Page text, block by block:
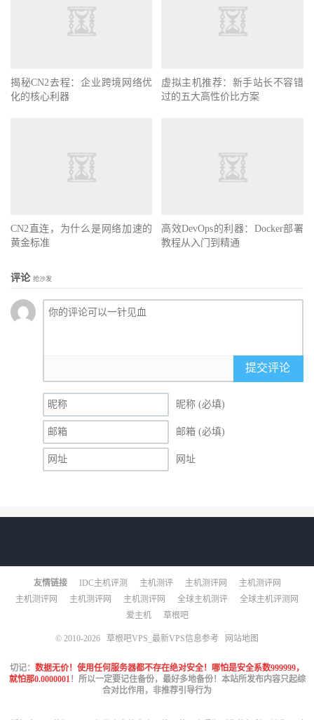
揭秘CN2去程：企业跨境网络优
化的核心利器
虚拟主机推荐：新手站长不容错
过的五大高性价比方案
CN2直连，为什么是网络加速的
黄金标准
高效DevOps的利器：Docker部署
教程从入门到精通
评论 抢沙发
提交评论
昵称 (必填)
邮箱 (必填)
网址
友情链接 IDC主机评测 主机测评 主机测评网
主机测评网
主机测评网
主机测评网 主机测评网 全球主机测评
全球主机评测网
爱主机
草根吧
© 2010-2026 草根吧VPS_最新VPS信息参考 网站地图
切记： 数据无价！使用任何服务器都不存在绝对安全！哪怕是安全系数999999，
就怕那0.0000001！所以一定要记住备份，最好多地备份！本站所发布内容只起综
合对比作用，非推荐引导行为